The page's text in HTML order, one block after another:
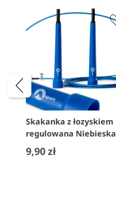
Skakanka z łozyskiem
regulowana Niebieska
9,90 zł